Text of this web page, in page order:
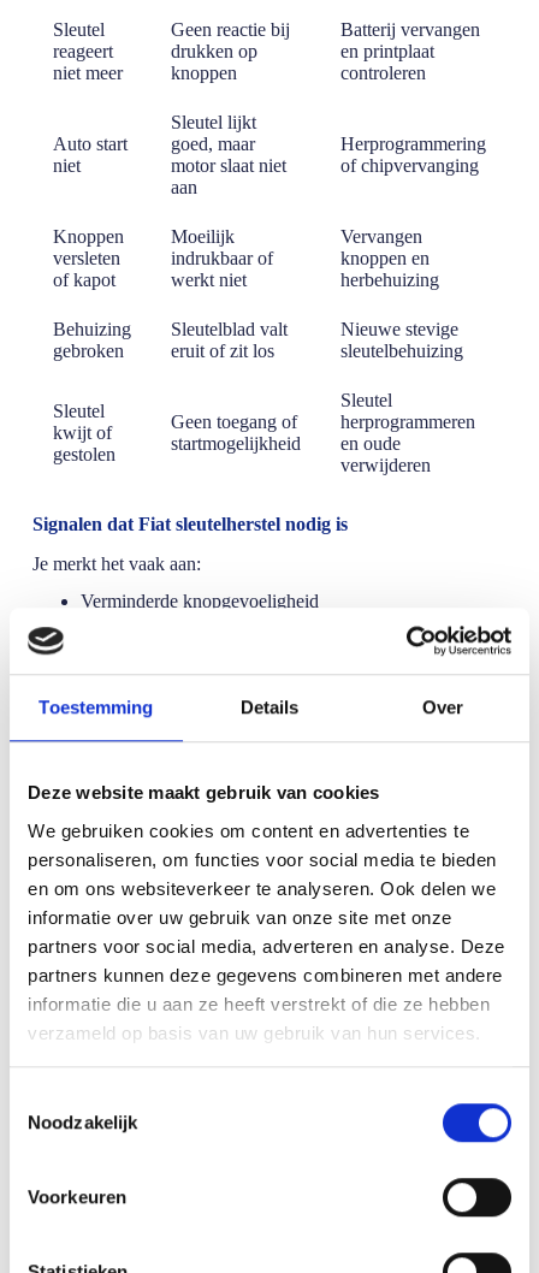
Toestemming Details Over
Deze website maakt gebruik van cookies
We gebruiken cookies om content en advertenties te
personaliseren, om functies voor social media te bieden
en om ons websiteverkeer te analyseren. Ook delen we
informatie over uw gebruik van onze site met onze
partners voor social media, adverteren en analyse. Deze
partners kunnen deze gegevens combineren met andere
informatie die u aan ze heeft verstrekt of die ze hebben
verzameld op basis van uw gebruik van hun services.
Noodzakelijk
Voorkeuren
Sleutel
reageert
niet meer
Geen reactie bij
drukken op
knoppen
Batterij vervangen
en printplaat
controleren
Auto start
niet
Sleutel lijkt
goed, maar
motor slaat niet
aan
Herprogrammering
of chipvervanging
Knoppen
versleten
of kapot
Moeilijk
indrukbaar of
werkt niet
Vervangen
knoppen en
herbehuizing
Behuizing
gebroken
Sleutelblad valt
eruit of zit los
Nieuwe stevige
sleutelbehuizing
Sleutel
kwijt of
gestolen
Geen toegang of
startmogelijkheid
Sleutel
herprogrammeren
en oude
verwijderen
Signalen dat Fiat sleutelherstel nodig is
Je merkt het vaak aan:
Verminderde knopgevoeligheid
Wacht niet tot het volledig faalt. Tijdig Fiat sleutelherstel
voorkomt stilstand én frustratie.
Transponderchip kapot? Geen paniek
Elke Fiat sleutel bevat eentransponderchip, nodig om je
auto te starten. Als deze beschadigd is of niet goed
functioneert, herkent de auto je sleutel niet meer.
kunnen we deze chip vaak
testen en herstellen . Indien nodig vervangen we hem met een
werkend alternatief dat volledig geprogrammeerd wordt op
jouw Fiat.
Wat kost Fiat sleutelherstel gemiddeld?
De kosten hangen af van het probleem. Gemiddeld liggen de
kosten tussen de€60 en €180, afhankelijk van:
Noodzaak tot coderen
Bij ons
: je krijgt vooraf een duidelijke
prijsopgave.
sleutel